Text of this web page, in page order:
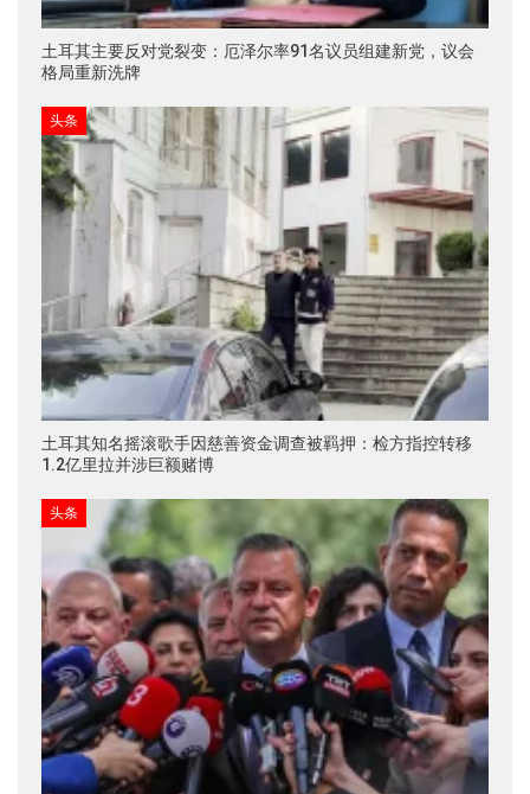
土耳其主要反对党裂变：厄泽尔率91名议员组建新党，议会
格局重新洗牌
头条
土耳其知名摇滚歌手因慈善资金调查被羁押：检方指控转移
1.2亿里拉并涉巨额赌博
头条